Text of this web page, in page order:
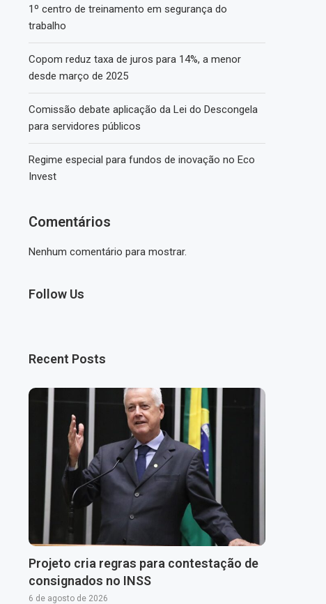
1º centro de treinamento em segurança do
trabalho
Copom reduz taxa de juros para 14%, a menor
desde março de 2025
Comissão debate aplicação da Lei do Descongela
para servidores públicos
Regime especial para fundos de inovação no Eco
Invest
Comentários
Nenhum comentário para mostrar.
Follow Us
Recent Posts
Projeto cria regras para contestação de
consignados no INSS
6 de agosto de 2026